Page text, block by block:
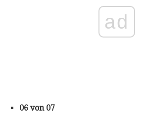
ad
06 von 07